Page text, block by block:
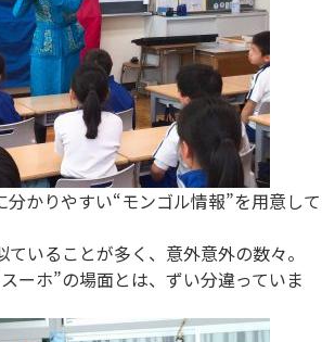
分かりやすい“モンゴル情報”を用意して
いることが多く、意外意外の数々。
ーホ”の場面とは、ずい分違っていま